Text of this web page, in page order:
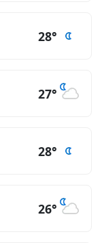
28°
27°
28°
26°